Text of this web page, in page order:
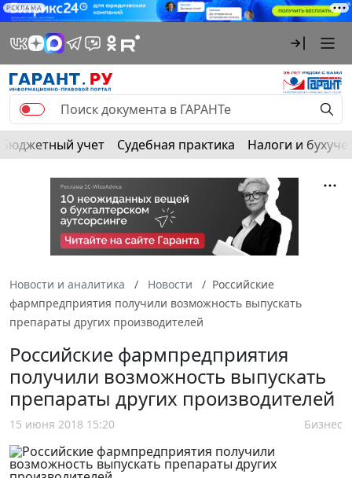
РЕКЛАМА
Бюджетный учет Судебная практика Налоги и
Новости и аналитика Новости
Российские
фармпредприятия получили возможность выпускать
препараты других производителей
Российские фармпредприятия
получили возможность выпускать
препараты других производителей
15 июня 2018 15:20 Бизнес